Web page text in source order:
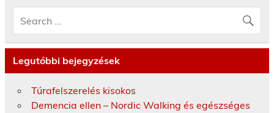
Legutóbbi bejegyzések
Túrafelszerelés kisokos
Demencia ellen – Nordic Walking és egészséges